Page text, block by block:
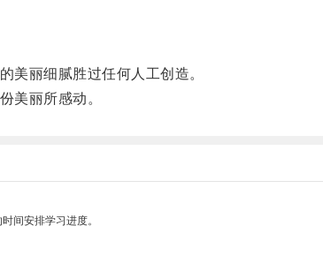
丽细腻胜过任何人工创造。
美丽所感动。
间安排学习进度。